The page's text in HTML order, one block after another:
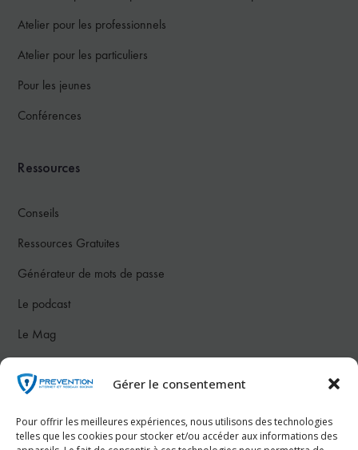
Gérer le consentement
Pour offrir les meilleures expériences, nous utilisons des technologies
telles que les cookies pour stocker et/ou accéder aux informations des
Atelier pour les professionnels
Atelier pour les particuliers
Pour les jeunes
Conférences
Ressources
Conseils
Ressources Gratuites
Générateur de mots de passe
Le podcast
Le Mag
Nous contacter